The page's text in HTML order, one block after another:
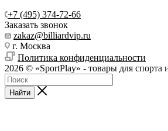
+7 (495) 374-72-66
Заказать звонок
zakaz@billiardvip.ru
г. Москва
Политика конфиденциальности
2026 © «SportPlay» - товары для спорта
Найти